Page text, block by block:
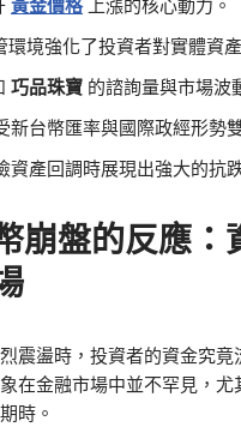
黃金價格上漲的核心動力。
環境強化了投資者對實體資
巧品珠寶 的諮詢量與市場波
新台幣匯率與國際政經形勢
資產回調時展現出強大的抗
崩盤的反應：
震盪時，投資者的資金究竟
在金融市場中並不罕見，尤
時。